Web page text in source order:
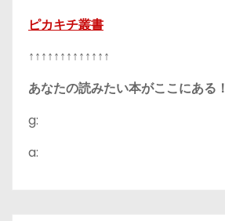
ピカキチ叢書
↑↑↑↑↑↑↑↑↑↑↑↑↑
あなたの読みたい本がここにある！
g:
a: